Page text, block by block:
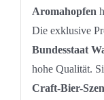
Aromahopfen
Die exklusive
Bundesstaat
hohe Qualität.
Craft-Bier-